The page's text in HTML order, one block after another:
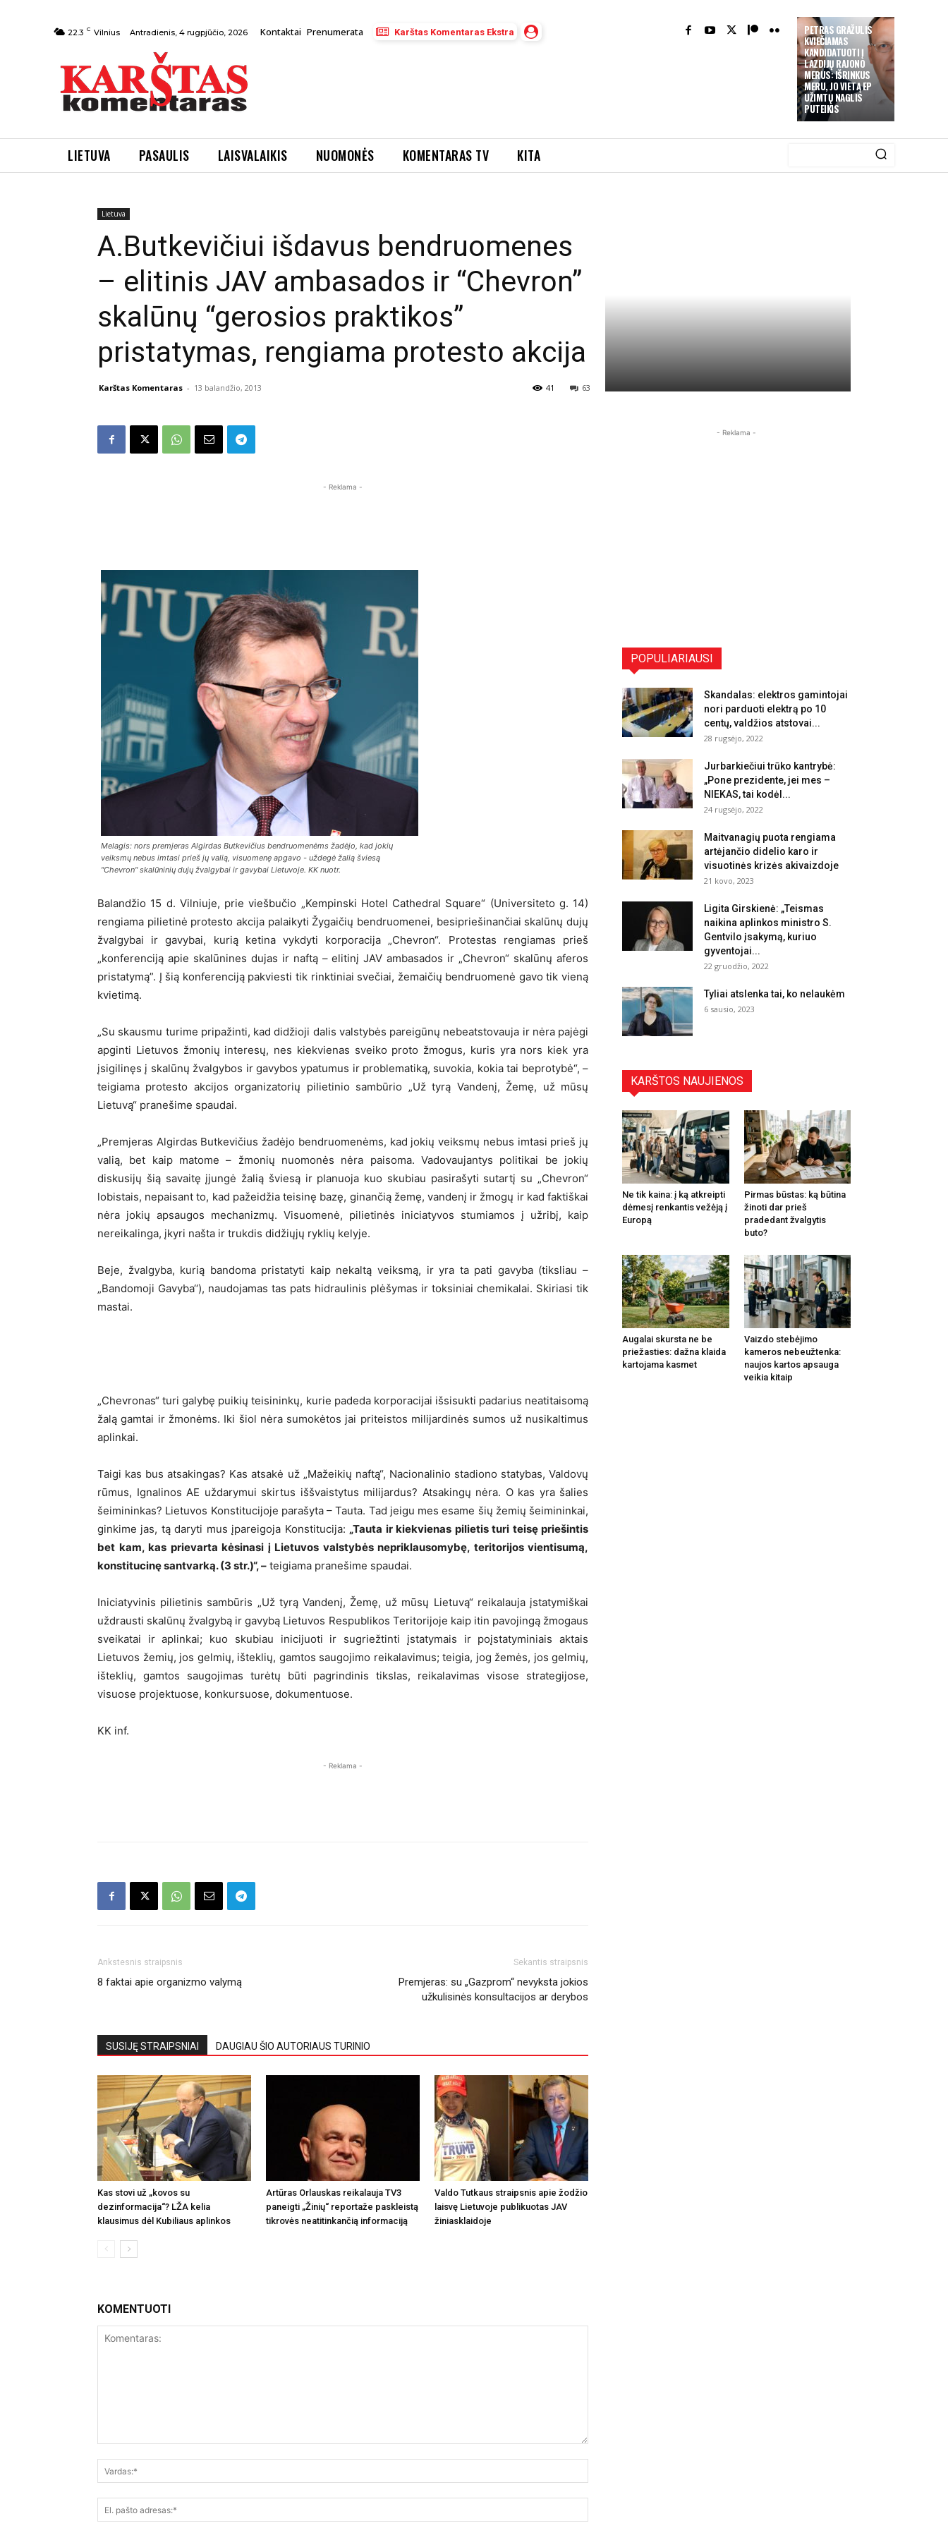
PETRAS GRAŽULIS
KVIEČIAMAS
KANDIDATUOTI Į
LAZDIJŲ RAJONO
MERUS: IŠRINKUS
MERU, JO VIETĄ EP
UŽIMTŲ NAGLIS
PUTEIKIS
22.3 C Vilnius Antradienis, 4 rugpjūčio, 2026 Kontaktai Prenumerata Karštas Komentaras Ekstra
LIETUVA PASAULIS LAISVALAIKIS NUOMONĖS KOMENTARAS TV KITA
Pradžia
Lietuva
A.Butkevičiui išdavus bendruomenes
– elitinis JAV ambasados ir “Chevron”
skalūnų “gerosios praktikos”
pristatymas, rengiama protesto akcija
Karštas Komentaras - 13 balandžio, 2013 63
41
- Reklama -
Melagis: nors premjeras Algirdas Butkevičius bendruomenėms žadėjo, kad jokių
veiksmų nebus imtasi prieš jų valią, visuomenę apgavo - uždegė žalią šviesą
"Chevron" skalūninių dujų žvalgybai ir gavybai Lietuvoje. KK nuotr.
Balandžio 15 d. Vilniuje, prie viešbučio „Kempinski Hotel Cathedral Square“ (Universiteto g. 14)
rengiama pilietinė protesto akcija palaikyti Žygaičių bendruomenei, besipriešinančiai skalūnų dujų
žvalgybai ir gavybai, kurią ketina vykdyti korporacija „Chevron“. Protestas rengiamas prieš
„konferenciją apie skalūnines dujas ir naftą – elitinį JAV ambasados ir „Chevron“ skalūnų aferos
pristatymą”. Į šią konferenciją pakviesti tik rinktiniai svečiai, žemaičių bendruomenė gavo tik vieną
kvietimą.
„Su skausmu turime pripažinti, kad didžioji dalis valstybės pareigūnų nebeatstovauja ir nėra pajėgi
apginti Lietuvos žmonių interesų, nes kiekvienas sveiko proto žmogus, kuris yra nors kiek yra
įsigilinęs į skalūnų žvalgybos ir gavybos ypatumus ir problematiką, suvokia, kokia tai beprotybė“, –
teigiama protesto akcijos organizatorių pilietinio sambūrio „Už tyrą Vandenį, Žemę, už mūsų
Lietuvą“ pranešime spaudai.
„Premjeras Algirdas Butkevičius žadėjo bendruomenėms, kad jokių veiksmų nebus imtasi prieš jų
valią, bet kaip matome – žmonių nuomonės nėra paisoma. Vadovaujantys politikai be jokių
diskusijų šią savaitę įjungė žalią šviesą ir planuoja kuo skubiau pasirašyti sutartį su „Chevron“
lobistais, nepaisant to, kad pažeidžia teisinę bazę, ginančią žemę, vandenį ir žmogų ir kad faktiškai
nėra jokių apsaugos mechanizmų. Visuomenė, pilietinės iniciatyvos stumiamos į užribį, kaip
nereikalinga, įkyri našta ir trukdis didžiųjų ryklių kelyje.
Beje, žvalgyba, kurią bandoma pristatyti kaip nekaltą veiksmą, ir yra ta pati gavyba (tiksliau –
„Bandomoji Gavyba‘‘), naudojamas tas pats hidraulinis plėšymas ir toksiniai chemikalai. Skiriasi tik
mastai.
„Chevronas“ turi galybę puikių teisininkų, kurie padeda korporacijai išsisukti padarius neatitaisomą
žalą gamtai ir žmonėms. Iki šiol nėra sumokėtos jai priteistos milijardinės sumos už nusikaltimus
aplinkai.
Taigi kas bus atsakingas? Kas atsakė už „Mažeikių naftą“, Nacionalinio stadiono statybas, Valdovų
rūmus, Ignalinos AE uždarymui skirtus iššvaistytus milijardus? Atsakingų nėra. O kas yra šalies
šeimininkas? Lietuvos Konstitucijoje parašyta – Tauta. Tad jeigu mes esame šių žemių šeimininkai,
ginkime jas, tą daryti mus įpareigoja Konstitucija: „Tauta ir kiekvienas pilietis turi teisę priešintis
bet kam, kas prievarta kėsinasi į Lietuvos valstybės nepriklausomybę, teritorijos vientisumą,
konstitucinę santvarką. (3 str.)“, – teigiama pranešime spaudai.
Iniciatyvinis pilietinis sambūris „Už tyrą Vandenį, Žemę, už mūsų Lietuvą“ reikalauja įstatymiškai
uždrausti skalūnų žvalgybą ir gavybą Lietuvos Respublikos Teritorijoje kaip itin pavojingą žmogaus
sveikatai ir aplinkai; kuo skubiau inicijuoti ir sugriežtinti įstatymais ir poįstatyminiais aktais
Lietuvos žemių, jos gelmių, išteklių, gamtos saugojimo reikalavimus; teigia, jog žemės, jos gelmių,
išteklių, gamtos saugojimas turėtų būti pagrindinis tikslas, reikalavimas visose strategijose,
visuose projektuose, konkursuose, dokumentuose.
KK inf.
- Reklama -
Ankstesnis straipsnis
8 faktai apie organizmo valymą
Sekantis straipsnis
Premjeras: su „Gazprom“ nevyksta jokios
užkulisinės konsultacijos ar derybos
SUSIJĘ STRAIPSNIAI DAUGIAU ŠIO AUTORIAUS TURINIO
Kas stovi už „kovos su
dezinformacija“? LŽA kelia
klausimus dėl Kubiliaus aplinkos
Artūras Orlauskas reikalauja TV3
paneigti „Žinių“ reportaže paskleistą
tikrovės neatitinkančią informaciją
Valdo Tutkaus straipsnis apie žodžio
laisvę Lietuvoje publikuotas JAV
žiniasklaidoje
KOMENTUOTI
- Reklama -
POPULIARIAUSI
Skandalas: elektros gamintojai
nori parduoti elektrą po 10
centų, valdžios atstovai...
28 rugsėjo, 2022
Jurbarkiečiui trūko kantrybė:
„Pone prezidente, jei mes –
NIEKAS, tai kodėl...
24 rugsėjo, 2022
Maitvanagių puota rengiama
artėjančio didelio karo ir
visuotinės krizės akivaizdoje
21 kovo, 2023
Ligita Girskienė: „Teismas
naikina aplinkos ministro S.
Gentvilo įsakymą, kuriuo
gyventojai...
22 gruodžio, 2022
Tyliai atslenka tai, ko nelaukėm
6 sausio, 2023
KARŠTOS NAUJIENOS
Ne tik kaina: į ką atkreipti
dėmesį renkantis vežėją į
Europą
Pirmas būstas: ką būtina
žinoti dar prieš
pradedant žvalgytis
buto?
Augalai skursta ne be
priežasties: dažna klaida
kartojama kasmet
Vaizdo stebėjimo
kameros nebeužtenka:
naujos kartos apsauga
veikia kitaip